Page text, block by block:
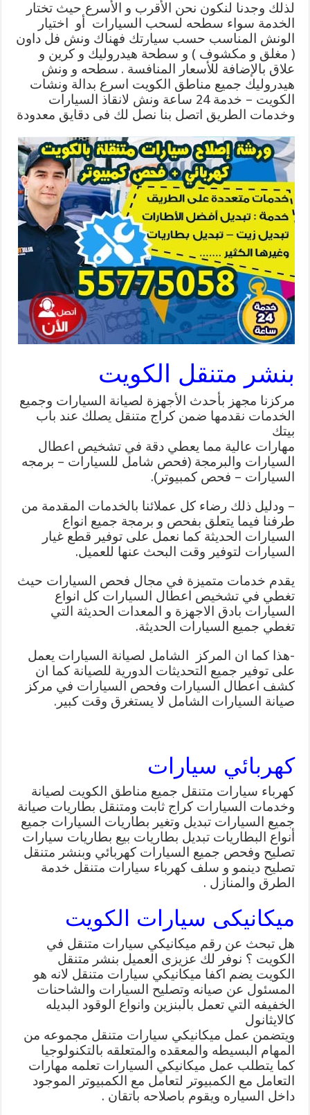
لذلك وجدنا لنكون نحن الأقرب و الأسرع حيث تختار
الخدمة سواء سطحه لسحب السيارات أو اختيار
الونش المناسب حسب سيارتك فهناك ونش فل داون
( مغلق و مكشوف ) و سطحة هيدروليك و كرين و
علاق بالإضافة للأسعار المنافسة . سطحه و ونش
هيدروليك جميع مناطق الكويت اسرع بدالة ونشات
الكويت – خدمة 24 ساعة ونش لانقاذ السيارات
وخدمات الطريق اتصل بنا نصل لك فى دقايق معدودة
بنشر متنقل الكويت
مركزنا مجهز بأحدث الأجهزة لصيانة السيارات وجميع
الخدمات نقدمها ضمن كراج متنقل يصلك عند باب
بيتك
مهارات عالية مما يعطي دقة في تشخيص اعطال
السيارات والبرمجة (فحص شامل للسيارات – برمجه
السيارات – فحص كمبيوتر).
– ودليل ذلك رضاء كل عملائنا بالخدمات المقدمة من
طرفنا فيما يتعلق بفحص و برمجة جميع انواع
السيارات الحديثة كما نعمل على توفير قطع غيار
السيارات لتوفير وقت البحث عنها للعميل.
يقدم خدمات متميزة في مجال فحص السيارات حيث
تغطي في تشخيص اعطال السيارات كل انواع
السيارات بادق الاجهزة و المعدات الحديثة التي
تغطي جميع السيارات الحديثة.
-هذا كما ان المركز الشامل لصيانة السيارات يعمل
على توفير جميع التحديثات الدورية للصيانة كما ان
كشف اعطال السيارات وفحص السيارات في مركز
صيانة السيارات الشامل لا يستغرق وقت كبير.
كهربائي سيارات
كهرباء سيارات متنقل جميع مناطق الكويت لصيانة
وخدمات السيارات كراج ثابت ومتنقل بطاريات صيانة
جميع السيارات تبديل وتغير بطاريات السيارات جميع
أنواع البطاريات تبديل بطاريات بيع بطاريات سيارات
تصليح وفحص جميع السيارات كهربائي وبنشر متنقل
تصليح دينمو و سلف كهرباء سيارات متنقل خدمة
الطرق والمنازل .
ميكانيكى سيارات الكويت
هل تبحث عن رقم ميكانيكي سيارات متنقل في
الكويت ؟ نوفر لك عزيزى العميل بنشر متنقل
الكويت يضم اكفا ميكانيكي سيارات متنقل لانه هو
المسئول عن صيانه وتصليح السيارات والشاحنات
الخفيفه التي تعمل بالبنزين وانواع الوقود البديله
كالايثانول
ويتضمن عمل ميكانيكي سيارات متنقل مجموعه من
المهام البسيطه والمعقده والمتعلقه بالتكنولوجيا
كما يتطلب عمل ميكانيكي السيارات تعلمه مهارات
التعامل مع الكمبيوتر لتعامل مع الكمبيوتر الموجود
داخل السياره ويقوم باصلاحه باتقان .